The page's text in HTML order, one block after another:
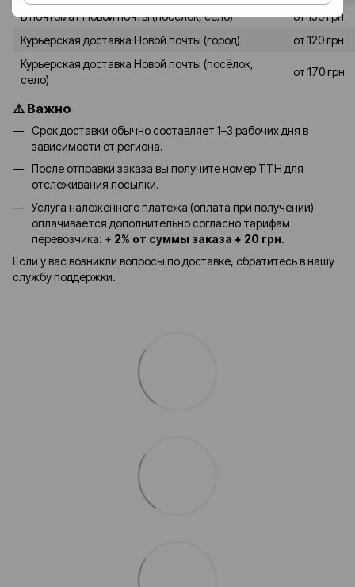
В почтомат Новой почты (посёлок, село)
от 130 грн
Курьерская доставка Новой почты (город)
от 120 грн
Курьерская доставка Новой почты (посёлок,
село)
от 170 грн
⚠️ Важно
Срок доставки обычно составляет 1–3 рабочих дня в
зависимости от региона.
После отправки заказа вы получите номер ТТН для
отслеживания посылки.
Услуга наложенного платежа (оплата при получении)
оплачивается дополнительно согласно тарифам
перевозчика: + 2% от суммы заказа + 20 грн.
Если у вас возникли вопросы по доставке, обратитесь в нашу
службу поддержки.